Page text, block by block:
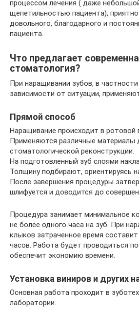
процессом лечения ( даже
щепетильностью пациента),
довольного, благодарного и
пациента.
Что предлагает
стоматология?
При наращивании зубов, в
зависимости от ситуации,
Прямой способ
Наращивание происходит в ротовой
Применяются различные материалы
стоматологической реконструкции.
На подготовленный зуб слоями
Толщину подбирают, ориентируясь
После завершения процедуры
шлифуется и доводится до
Процедура занимает минимальное
не более одного часа на зуб. При
клыков затраченное время
часов. Работа будет проводиться
обеспечит экономию времени.
Установка виниров и других
Основная работа проходит в
лаборатории.